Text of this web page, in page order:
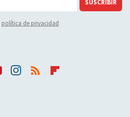
SUSCRIBIR
política de privacidad